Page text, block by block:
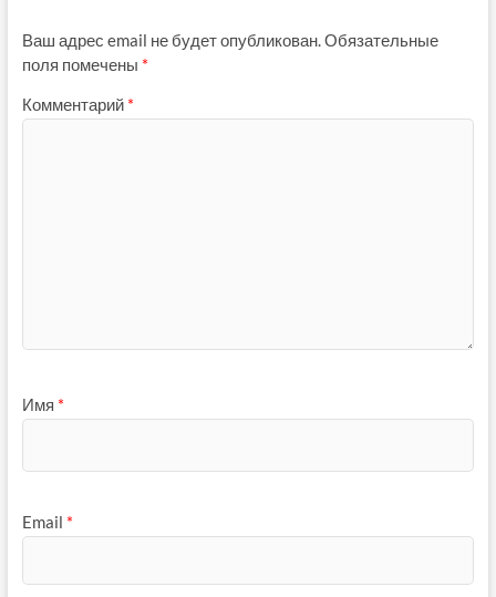
Ваш адрес email не будет опубликован.Обязательные
поля помечены *
Комментарий *
Имя *
Email *